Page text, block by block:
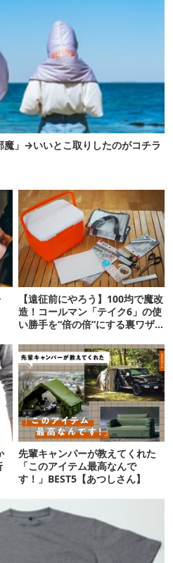
魔」→いいとこ取りしたのがコチラ
【遠征前にやろう】100均で魔改
造！コールマン「テイク6」の使
い勝手を“倍の倍”にする裏ワザ6
先輩キャンパーが教えてくれた
「このアイテム最高なんで
す！」BEST5【あつしさん】